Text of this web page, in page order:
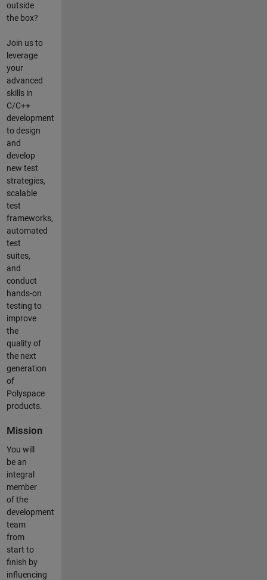
outside
the box?
Join us to
leverage
your
advanced
skills in
C/C++
development
to design
and
develop
new test
strategies,
scalable
test
frameworks,
automated
test
suites,
and
conduct
hands-on
testing to
improve
the
quality of
the next
generation
of
Polyspace
products.
Mission
You will
be an
integral
member
of the
development
team
from
start to
finish by
influencing